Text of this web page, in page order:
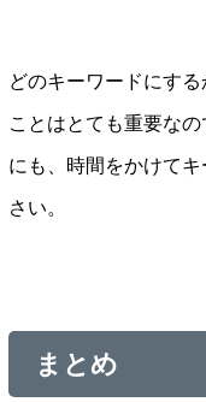
どのキーワードにす
ことはとても重要な
にも、時間をかけて
さい。
まとめ